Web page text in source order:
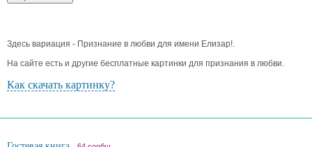
Здесь вариация - Признание в любви для имени Елизар!.
На сайте есть и другие бесплатные картинки для признания в любви.
Как скачать картинку?